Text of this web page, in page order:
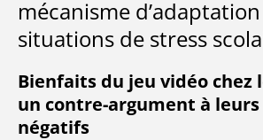
mécanisme
situations de stress
Bienfaits du jeu vidéo chez
un contre-argument à
négatifs